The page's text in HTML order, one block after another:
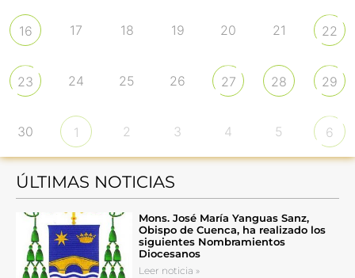
16 17 18 19 20 21 22
23 24 25 26 27 28 29
30 1 2 3 4 5 6
ÚLTIMAS NOTICIAS
Mons. José María Yanguas Sanz,
Obispo de Cuenca, ha realizado los
siguientes Nombramientos
Diocesanos
Leer noticia »